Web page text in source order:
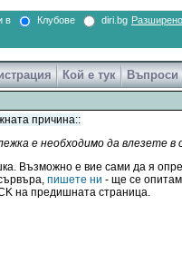
в Клубове diri.bg
Кой е тук Въпроси
причина::
е необходимо да влезете в
Възможно е вие сами да я
пишете ни - ще се
на предишната страница.